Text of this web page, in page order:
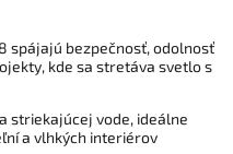
spájajú bezpečnosť, odolnosť
kde sa stretáva svetlo s
striekajúcej vode, ideálne
a vlhkých interiérov